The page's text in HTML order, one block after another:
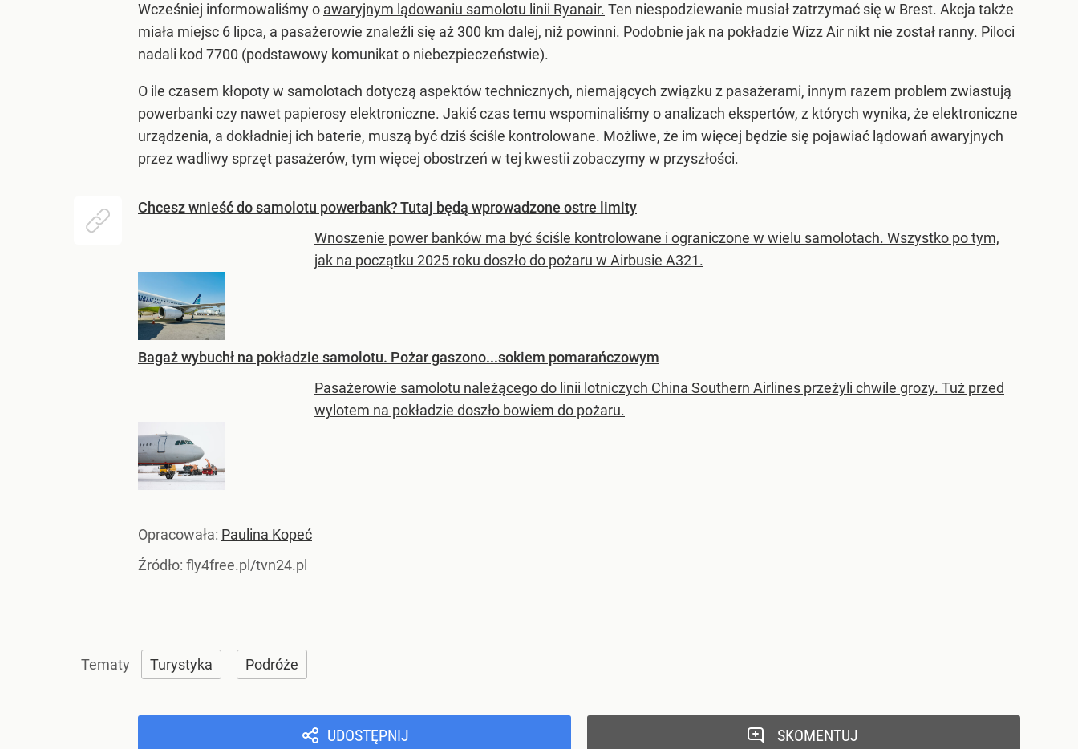
Wcześniej informowaliśmy o awaryjnym lądowaniu samolotu linii Ryanair. Ten niespodziewanie musiał zatrzymać się w Brest. Akcja także
miała miejsc 6 lipca, a pasażerowie znaleźli się aż 300 km dalej, niż powinni. Podobnie jak na pokładzie Wizz Air nikt nie został ranny. Piloci
nadali kod 7700 (podstawowy komunikat o niebezpieczeństwie).
O ile czasem kłopoty w samolotach dotyczą aspektów technicznych, niemających związku z pasażerami, innym razem problem zwiastują
powerbanki czy nawet papierosy elektroniczne. Jakiś czas temu wspominaliśmy o analizach ekspertów, z których wynika, że elektroniczne
urządzenia, a dokładniej ich baterie, muszą być dziś ściśle kontrolowane. Możliwe, że im więcej będzie się pojawiać lądowań awaryjnych
przez wadliwy sprzęt pasażerów, tym więcej obostrzeń w tej kwestii zobaczymy w przyszłości.
Chcesz wnieść do samolotu powerbank? Tutaj będą wprowadzone ostre limity
Wnoszenie power banków ma być ściśle kontrolowane i ograniczone w wielu samolotach. Wszystko po tym,
jak na początku 2025 roku doszło do pożaru w Airbusie A321.
Bagaż wybuchł na pokładzie samolotu. Pożar gaszono...sokiem pomarańczowym
Pasażerowie samolotu należącego do linii lotniczych China Southern Airlines przeżyli chwile grozy. Tuż przed
wylotem na pokładzie doszło bowiem do pożaru.
Opracowała: Paulina Kopeć
Źródło: fly4free.pl/tvn24.pl
Turystyka Podróże
UDOSTĘPNIJ SKOMENTUJ